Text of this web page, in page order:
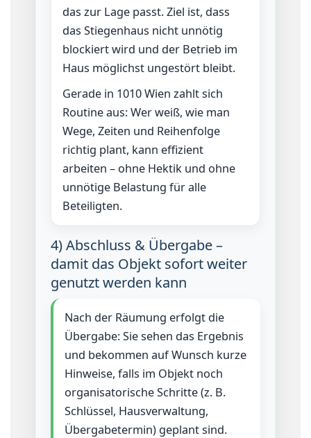
das zur Lage passt. Ziel ist, dass
das Stiegenhaus nicht unnötig
blockiert wird und der Betrieb im
Haus möglichst ungestört bleibt.
Gerade in 1010 Wien zahlt sich
Routine aus: Wer weiß, wie man
Wege, Zeiten und Reihenfolge
richtig plant, kann effizient
arbeiten – ohne Hektik und ohne
unnötige Belastung für alle
Beteiligten.
4) Abschluss & Übergabe –
damit das Objekt sofort weiter
genutzt werden kann
Nach der Räumung erfolgt die
Übergabe: Sie sehen das Ergebnis
und bekommen auf Wunsch kurze
Hinweise, falls im Objekt noch
organisatorische Schritte (z. B.
Schlüssel, Hausverwaltung,
Übergabetermin) geplant sind.